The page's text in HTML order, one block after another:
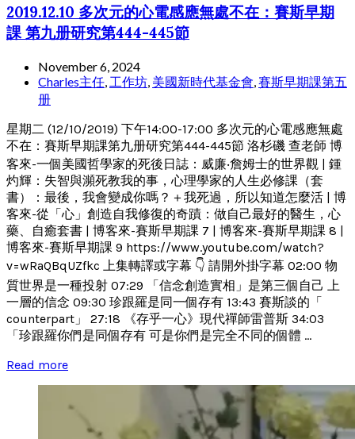
2019.12.10 多次元的心電感應無處不在：賽斯早期
課 第九册研究第444-445節
November 6, 2024
Charles主任 工作坊 美國新時代基金會 賽斯早期課第五
册
星期二 (12/10/2019) 下午14:00-17:00 多次元的心電感應無處
不在：賽斯早期課第九册研究第444-445節 洛杉磯 查老師 博
客來-一個美國哲學家的死後日誌：威廉‧詹姆士的世界觀 | 鍾
灼輝：失智與瀕死教我的事，心理學家的人生必修課（套
書）：最後，我會變成你嗎？＋我死過，所以知道怎麼活 | 博
客來-從「心」創造自我修復的奇蹟：做自己最好的醫生，心
藥、自癒套書 | 博客來-賽斯早期課 7 | 博客來-賽斯早期課 8 |
博客來-賽斯早期課 9 https://www.youtube.com/watch?
v=wRaQBqUZfkc 上集轉譯或字幕 👇 請開外掛字幕 02:00 物
質世界是一種投射 07:29 「信念創造實相」是第三個自己 上
一層的信念 09:30 珍跟羅是同一個存有 13:43 賽斯談的「
counterpart」 27:18 《存乎一心》現代禪師雷普斯 34:03
「珍跟羅你們是同個存有 可是你們是完全不同的個體 ...
Read more